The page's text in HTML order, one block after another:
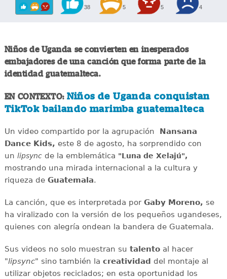
38 5 5 4
Niños de Uganda se convierten en inesperados
embajadores de una canción que forma parte de la
identidad guatemalteca.
EN CONTEXTO: Niños de Uganda conquistan
TikTok bailando marimba guatemalteca
Un video compartido por la agrupación Nansana
Dance Kids, este 8 de agosto, ha sorprendido con
un lipsyncde la emblemática "Luna de Xelajú",
mostrando una mirada internacional a la cultura y
riqueza de Guatemala.
La canción, que es interpretada por Gaby Moreno, se
ha viralizado con la versión de los pequeños ugandeses,
quienes con alegría ondean la bandera de Guatemala.
Sus videos no solo muestran su talentoal hacer
"lipsync" sino también la creatividad del montaje al
utilizar objetos reciclados; en esta oportunidad los